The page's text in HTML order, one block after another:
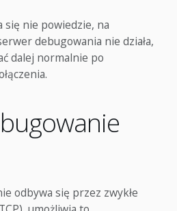
się nie powiedzie, na
debugowania nie działa,
dalej normalnie po
odbywa się przez zwykłe